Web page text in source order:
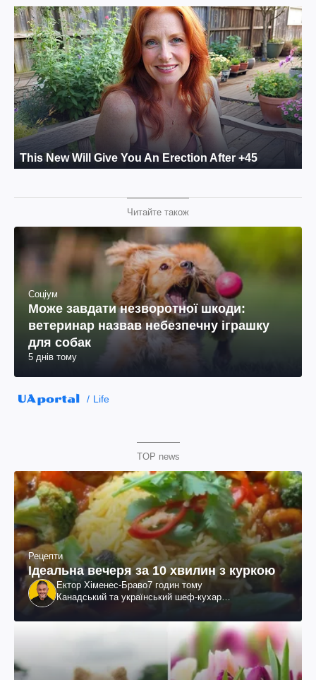
Читайте також
Соціум
Може завдати незворотної шкоди:
ветеринар назвав небезпечну іграшку
для собак
5 днів тому
Life
TOP news
Рецепти
Ідеальна вечеря за 10 хвилин з куркою
Ектор Хіменес-Браво7 годин тому
Канадський та український шеф-кухар